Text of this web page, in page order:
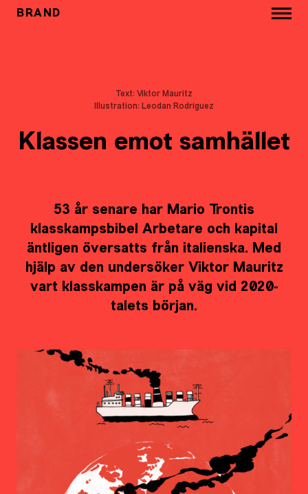
BRAND
Text: Viktor Mauritz
Illustration: Leodan Rodriguez
Klassen emot samhället
53 år senare har Mario Trontis
klasskampsbibel Arbetare och kapital
äntligen översatts från italienska. Med
hjälp av den undersöker Viktor Mauritz
vart klasskampen är på väg vid 2020-
talets början.